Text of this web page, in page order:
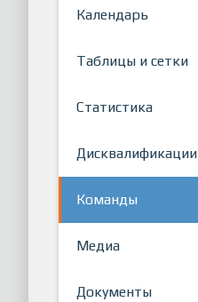
Календарь
Таблицы и сетки
Статистика
Дисквалификации
Команды
Медиа
Документы